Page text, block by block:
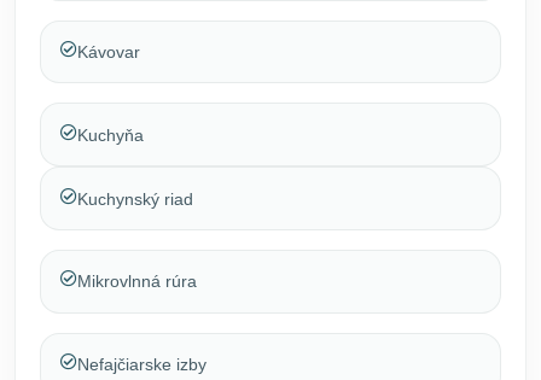
Kávovar
Kuchyňa
Kuchynský riad
Mikrovlnná rúra
Nefajčiarske izby